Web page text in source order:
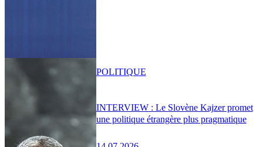
INTERVIEW : Le Slovène Kajzer promet
une politique étrangère plus pragmatique
POLITIQUE